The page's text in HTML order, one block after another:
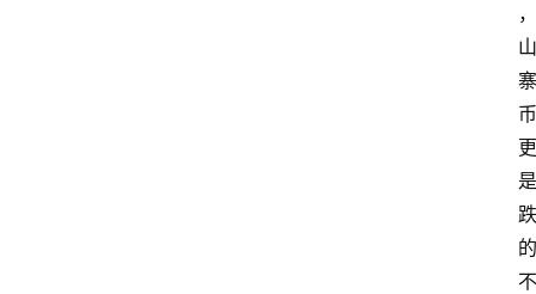
，
山
寨
币
更
是
跌
的
不